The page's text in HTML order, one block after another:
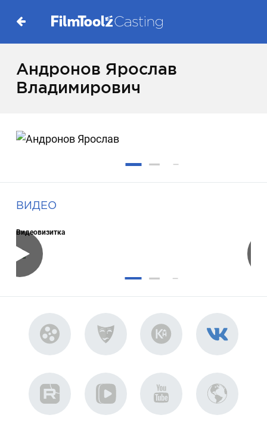
Андронов Ярослав
Владимирович
ВИДЕО
Видеовизитка